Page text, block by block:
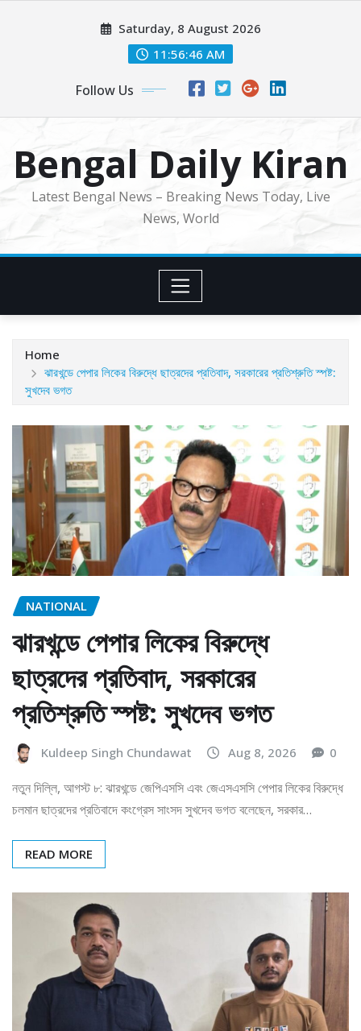
Saturday, 8 August 2026
11:56:48 AM
Follow Us
Bengal Daily Kiran
Latest Bengal News – Breaking News Today, Live
News, World
Home
ঝারখন্ডে পেপার লিকের বিরুদ্ধে ছাত্রদের প্রতিবাদ, সরকারের প্রতিশ্রুতি স্পষ্ট:
সুখদেব ভগত
NATIONAL
ঝারখন্ডে পেপার লিকের বিরুদ্ধে
ছাত্রদের প্রতিবাদ, সরকারের
প্রতিশ্রুতি স্পষ্ট: সুখদেব ভগত
Kuldeep Singh Chundawat Aug 8, 2026 0
নতুন দিল্লি, আগস্ট ৮: ঝারখন্ডে জেপিএসসি এবং জেএসএসসি পেপার লিকের বিরুদ্ধে
চলমান ছাত্রদের প্রতিবাদে কংগ্রেস সাংসদ সুখদেব ভগত বলেছেন, সরকার…
READ MORE